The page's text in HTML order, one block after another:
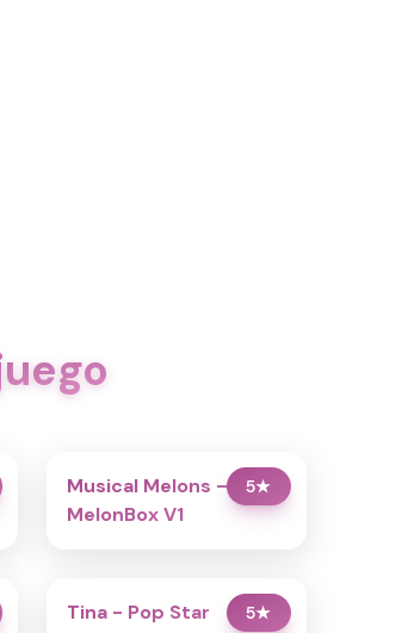
5★
Musical Melons –
MelonBox V1
5★
Tina - Pop Star